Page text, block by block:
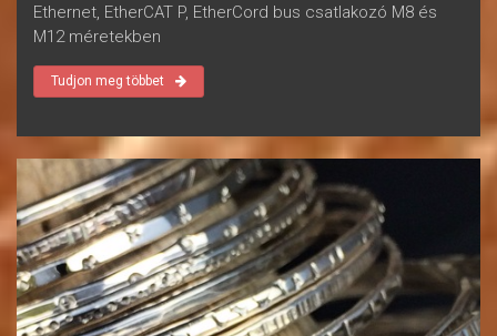
Ethernet, EtherCAT P, EtherCord bus csatlakozó M8 és
M12 méretekben
Tudjon meg többet